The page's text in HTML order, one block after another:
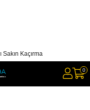
Sakın Kaçırma
0